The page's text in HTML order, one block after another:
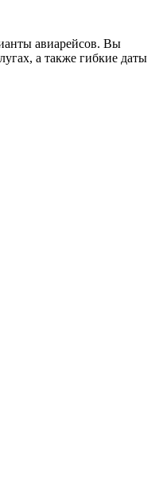
авиарейсов. Вы
а также гибкие даты